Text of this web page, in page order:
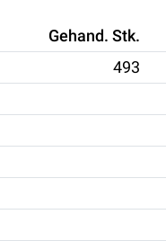
Gehand. Stk.
493